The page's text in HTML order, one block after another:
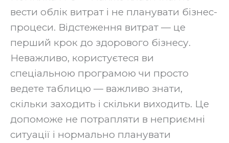
вести облік витрат і не планувати бізнес-
процеси. Відстеження витрат — це
перший крок до здорового бізнесу.
Неважливо, користуєтеся ви
спеціальною програмою чи просто
ведете таблицю — важливо знати,
скільки заходить і скільки виходить. Це
допоможе не потрапляти в неприємні
ситуації і нормально планувати